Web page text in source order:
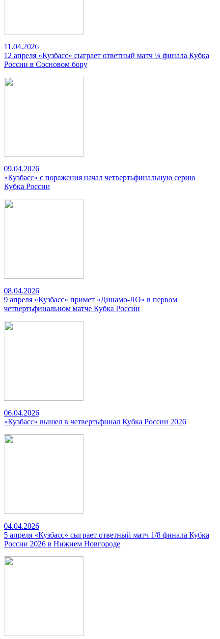
11.04.2026
12 апреля «Кузбасс» сыграет ответный матч ¼ финала Кубка
России в Сосновом бору
09.04.2026
«Кузбасс» с поражения начал четвертьфинальную серию
Кубка России
08.04.2026
9 апреля «Кузбасс» примет «Динамо-ЛО» в первом
четвертьфинальном матче Кубка России
06.04.2026
«Кузбасс» вышел в четвертьфинал Кубка России 2026
04.04.2026
5 апреля «Кузбасс» сыграет ответный матч 1/8 финала Кубка
России 2026 в Нижнем Новгороде